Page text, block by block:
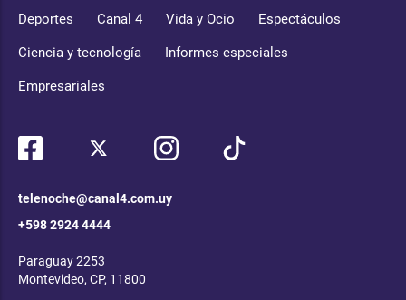
Deportes Canal 4 Vida y Ocio Espectáculos
Ciencia y tecnología Informes especiales
Empresariales
telenoche@canal4.com.uy
+598 2924 4444
Paraguay 2253
Montevideo, CP, 11800